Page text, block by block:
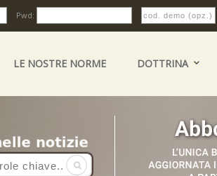
Pwd:
LE NOSTRE NORME DOTTRINA